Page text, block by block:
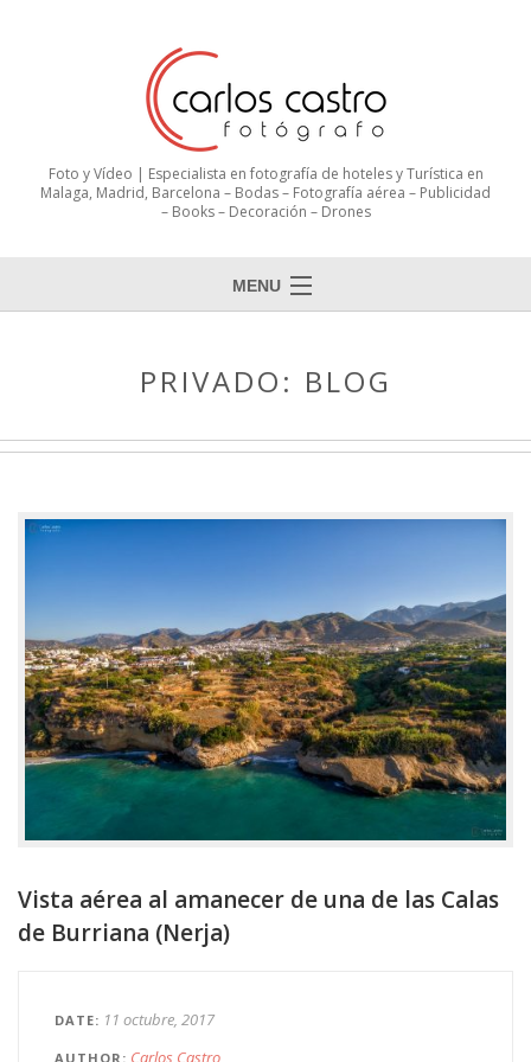
Foto y Vídeo | Especialista en fotografía de hoteles y Turística en
Malaga, Madrid, Barcelona – Bodas – Fotografía aérea – Publicidad
– Books – Decoración – Drones
MENU
PRIVADO: BLOG
Vista aérea al amanecer de una de las Calas
de Burriana (Nerja)
DATE 11 octubre, 2017
AUTHOR Carlos Castro